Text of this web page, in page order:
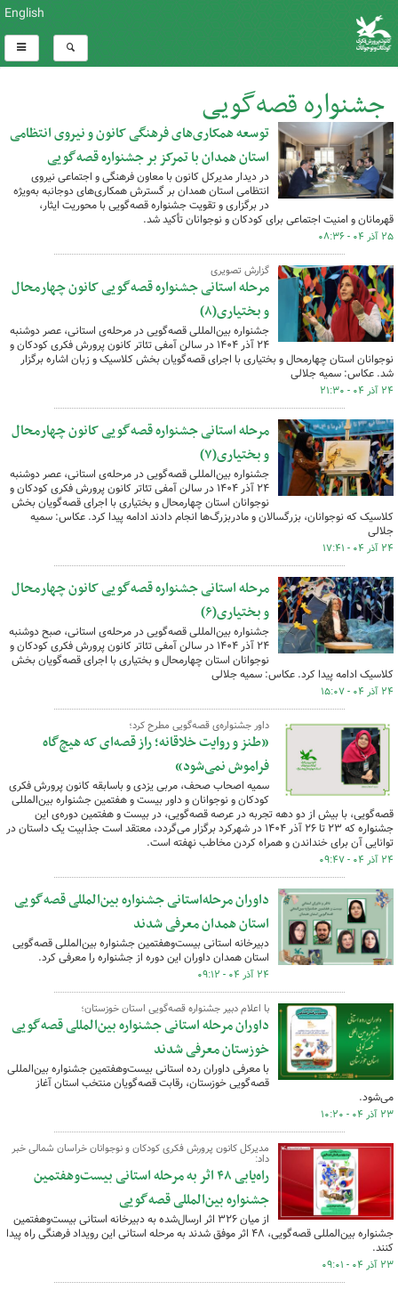
English
جشنواره قصه‌گویی
کل اخبار:261
توسعه همکاری‌های فرهنگی کانون و نیروی انتظامی
استان همدان با تمرکز بر جشنواره قصه‌گویی
در دیدار مدیرکل کانون با معاون فرهنگی و اجتماعی نیروی
انتظامی استان همدان بر گسترش همکاری‌های دوجانبه به‌ویژه
در برگزاری و تقویت جشنواره قصه‌گویی با محوریت ایثار،
قهرمانان و امنیت اجتماعی برای کودکان و نوجوانان تأکید شد.
۲۵ آذر ۰۴ - ۰۸:۳۶
گزارش تصویری
مرحله استانی جشنواره قصه‌گویی کانون چهارمحال
و بختیاری(۸)
جشنواره بین‌المللی قصه‌گویی در مرحله‌ی استانی، عصر دوشنبه
۲۴ آذر ۱۴۰۴ در سالن آمفی تئاتر کانون پرورش فکری کودکان و
نوجوانان استان چهارمحال و بختیاری با اجرای قصه‌گویان بخش کلاسیک و زبان اشاره برگزار
شد. عکاس: سمیه جلالی
۲۴ آذر ۰۴ - ۲۱:۳۰
مرحله استانی جشنواره قصه‌گویی کانون چهارمحال
و بختیاری(۷)
جشنواره بین‌المللی قصه‌گویی در مرحله‌ی استانی، عصر دوشنبه
۲۴ آذر ۱۴۰۴ در سالن آمفی تئاتر کانون پرورش فکری کودکان و
نوجوانان استان چهارمحال و بختیاری با اجرای قصه‌گویان بخش
کلاسیک که نوجوانان، بزرگسالان و مادربزرگ‌ها انجام دادند ادامه پیدا کرد. عکاس: سمیه
جلالی
۲۴ آذر ۰۴ - ۱۷:۴۱
مرحله استانی جشنواره قصه‌گویی کانون چهارمحال
و بختیاری(۶)
جشنواره بین‌المللی قصه‌گویی در مرحله‌ی استانی، صبح دوشنبه
۲۴ آذر ۱۴۰۴ در سالن آمفی تئاتر کانون پرورش فکری کودکان و
نوجوانان استان چهارمحال و بختیاری با اجرای قصه‌گویان بخش
کلاسیک ادامه پیدا کرد. عکاس: سمیه جلالی
۲۴ آذر ۰۴ - ۱۵:۰۷
داور جشنواره‌ی قصه‌گویی مطرح کرد؛
«طنز و روایت خلاقانه؛ راز قصه‌ای که هیچ‌گاه
فراموش نمی‌شود»
سمیه اصحاب صحف، مربی یزدی و باسابقه کانون پرورش فکری
کودکان و نوجوانان و داور بیست و هفتمین جشنواره بین‌المللی
قصه‌گویی، با بیش از دو دهه تجربه در عرصه قصه‌گویی، در بیست و هفتمین دوره‌ی این
جشنواره که ۲۳ تا ۲۶ آذر ۱۴۰۴ در شهرکرد برگزار می‌گردد، معتقد است جذابیت یک داستان در
توانایی آن برای خنداندن و همراه کردن مخاطب نهفته است.
۲۴ آذر ۰۴ - ۰۹:۴۷
داوران مرحله‌استانی جشنواره بین‌المللی قصه‌گویی
استان همدان معرفی شدند
دبیرخانه‌ استانی بیست‌وهفتمین جشنواره بین‌المللی قصه‌گویی
استان همدان داوران این دوره از جشنواره را معرفی کرد.
۲۴ آذر ۰۴ - ۰۹:۱۲
با اعلام دبیر جشنواره قصه‌گویی استان خوزستان؛
داوران مرحله استانی جشنواره بین‌المللی قصه‌گویی
خوزستان معرفی شدند
با معرفی داوران رده استانی بیست‌وهفتمین جشنواره بین‌المللی
قصه‌گویی خوزستان، رقابت قصه‌گویان منتخب استان آغاز
می‌شود.
۲۳ آذر ۰۴ - ۱۰:۲۰
مدیرکل کانون پرورش فکری کودکان و نوجوانان خراسان شمالی خبر
داد:
راه‌یابی ۴۸ اثر به مرحله استانی بیست‌وهفتمین
جشنواره بین‌المللی قصه‌گویی
از میان ۳۲۶ اثر ارسال‌شده به دبیرخانه استانی بیست‌وهفتمین
جشنواره بین‌المللی قصه‌گویی، ۴۸ اثر موفق شدند به مرحله استانی این رویداد فرهنگی راه پیدا
کنند.
۲۳ آذر ۰۴ - ۰۹:۰۱